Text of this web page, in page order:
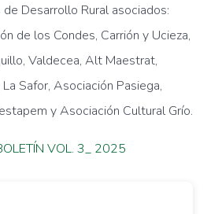
Desarrollo Rural asociados:
de los Condes, Carrión y Ucieza,
Valdecea, Alt Maestrat,
Safor, Asociación Pasiega,
y Asociación Cultural Grío.
VOL. 3_ 2025